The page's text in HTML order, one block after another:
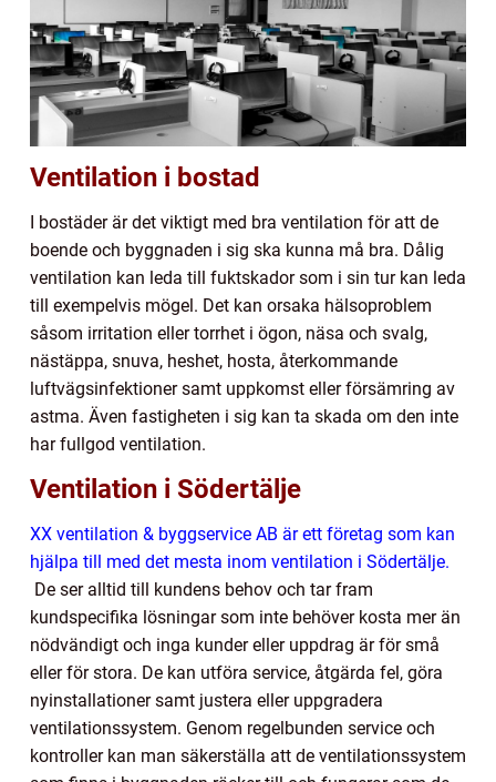
Ventilation i bostad
I bostäder är det viktigt med bra ventilation för att de
boende och byggnaden i sig ska kunna må bra. Dålig
ventilation kan leda till fuktskador som i sin tur kan leda
till exempelvis mögel. Det kan orsaka hälsoproblem
såsom irritation eller torrhet i ögon, näsa och svalg,
nästäppa, snuva, heshet, hosta, återkommande
luftvägsinfektioner samt uppkomst eller försämring av
astma. Även fastigheten i sig kan ta skada om den inte
har fullgod ventilation.
Ventilation i Södertälje
XX ventilation & byggservice AB är ett företag som kan
hjälpa till med det mesta inom ventilation i Södertälje.
De ser alltid till kundens behov och tar fram
kundspecifika lösningar som inte behöver kosta mer än
nödvändigt och inga kunder eller uppdrag är för små
eller för stora. De kan utföra service, åtgärda fel, göra
nyinstallationer samt justera eller uppgradera
ventilationssystem. Genom regelbunden service och
kontroller kan man säkerställa att de ventilationssystem